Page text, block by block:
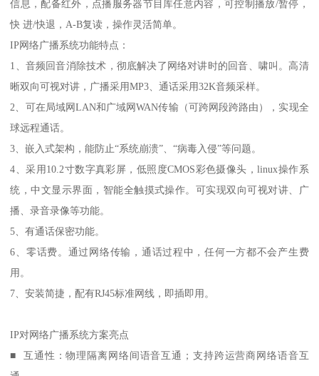
信息，配备红外，点播服务器节目库任意内容，可控制播放/暂停，
快 进/快退，A-B复读，操作灵活简单。
IP网络广播系统功能特点：
1、音频回音消除技术，彻底解决了网络对讲时的回音、啸叫。高清
晰双向可视对讲，广播采用MP3、通话采用32K音频采样。
2、可在局域网LAN和广域网WAN传输（可跨网段跨路由），实现全
球远程通话。
3、嵌入式架构，能防止“系统崩溃”、“病毒入侵”等问题。
4、采用10.2寸数字真彩屏，低照度CMOS彩色摄像头，linux操作系
统，中文显示界面，智能全触摸式操作。可实现双向可视对讲、广
播、录音录像等功能。
5、有通话保密功能。
6、零话费。通过网络传输，通话过程中，任何一方都不会产生费
用。
7、安装简捷，配有RJ45标准网线，即插即用。